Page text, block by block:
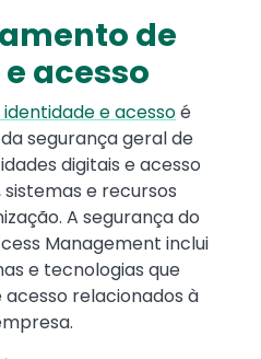
de
acesso
e acessoé
segurança geral de
digitais e acesso
sistemas e recursos
A segurança do
Management inclui
e tecnologias que
acesso relacionados à